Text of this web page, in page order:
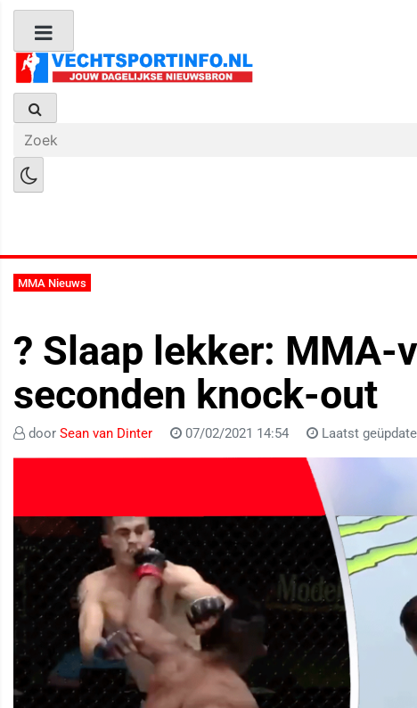
MMA Nieuws
? Slaap lekker: MMA-
seconden knock-out
door Sean van Dinter 07/02/2021 14:54 Laatst